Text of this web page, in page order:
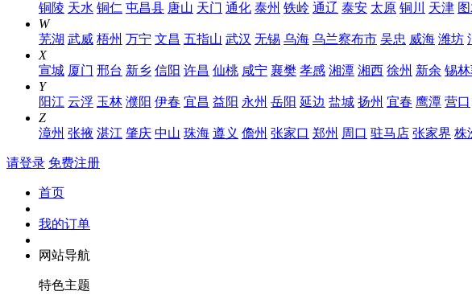
铜陵 天水 铜仁 屯昌县 唐山 天门 通化 泰州 铁岭 通辽 泰安 太原 铜川 天津
W
芜湖 武威 梧州 万宁 文昌 五指山 武汉 无锡 乌海 乌兰察布市 吴忠 威海 潍坊
X
宣城 厦门 邢台 新乡 信阳 许昌 仙桃 咸宁 襄樊 孝感 湘潭 湘西 徐州 新余 锡
Y
阳江 云浮 玉林 濮阳 伊春 宜昌 益阳 永州 岳阳 延边 盐城 扬州 宜春 鹰潭 营口
Z
漳州 张掖 湛江 肇庆 中山 珠海 遵义 儋州 张家口 郑州 周口 驻马店 张家界 株
请登录 免费注册
首页
我的订单
网站导航
特色主题